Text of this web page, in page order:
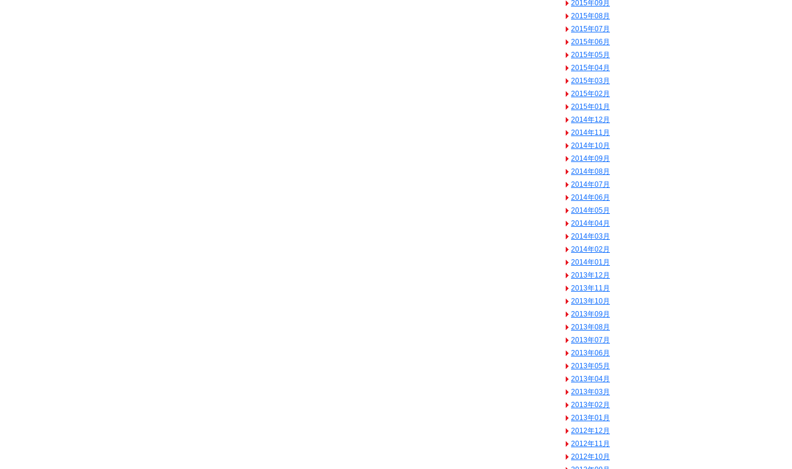
2015年09月
2015年08月
2015年07月
2015年06月
2015年05月
2015年04月
2015年03月
2015年02月
2015年01月
2014年12月
2014年11月
2014年10月
2014年09月
2014年08月
2014年07月
2014年06月
2014年05月
2014年04月
2014年03月
2014年02月
2014年01月
2013年12月
2013年11月
2013年10月
2013年09月
2013年08月
2013年07月
2013年06月
2013年05月
2013年04月
2013年03月
2013年02月
2013年01月
2012年12月
2012年11月
2012年10月